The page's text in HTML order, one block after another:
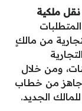
ملكية
من مالكٍ
ومن خلال
من خطـاب
الجديد.